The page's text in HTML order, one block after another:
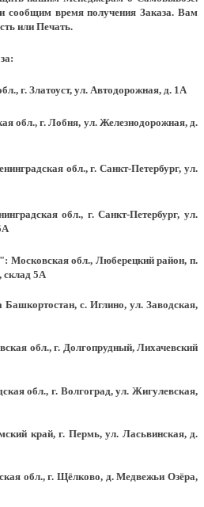
время получения Заказа. Вам
или Печать.
г. Златоуст, ул. Автодорожная, д. 1А
г. Лобня, ул. Железнодорожная, д.
обл., г. Санкт-Петербург, ул.
обл., г. Санкт-Петербург, ул.
обл., Люберецкий район, п.
склад 5А
с. Иглино, ул. Заводская,
обл., г. Долгопрудный, Лихачевский
обл., г. Волгоград, ул. Жигулевская,
край, г. Пермь, ул. Ласьвинская, д.
обл., г. Щёлково, д. Медвежьи Озёра,